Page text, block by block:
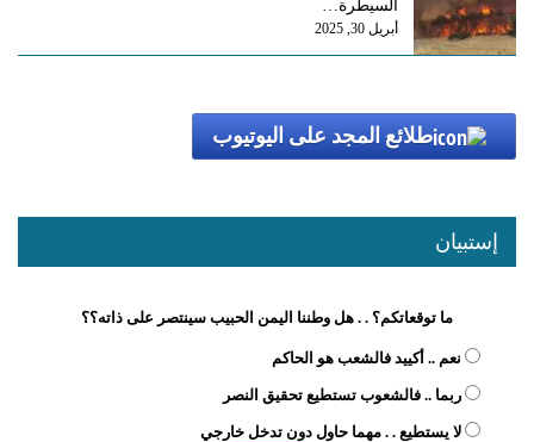
السيطرة…
أبريل 30, 2025
طلائع المجد على اليوتيوب
إستبيان
ما توقعاتكم؟ . . هل وطننا اليمن الحبيب سينتصر على ذاته؟؟
نعم .. أكييد فالشعب هو الحاكم
ربما .. فالشعوب تستطيع تحقيق النصر
لا يستطيع . . مهما حاول دون تدخل خارجي